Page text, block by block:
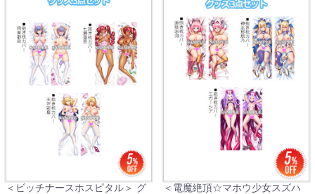
＜ビッチナースホスピタル＞ グ
＜電魔絶頂☆マホウ少女スズハ